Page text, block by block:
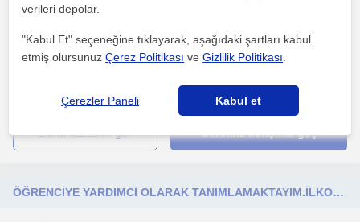
daha fazlasını gör Ücretsiz iletişime geç
ÖĞRENCİYE YARDIMCI OLARAK TANIMLAMAKTAYIM.İLKOKUL ÖĞRENCİLERİNE YÖNELİK. GÜVEN ODAKLI.
verileri depolar.
"Kabul Et" seçeneğine tıklayarak, aşağıdaki şartları kabul
etmiş olursunuzÇerez Politikası veGizlilik Politikası
Çerezler Paneli Kabul et